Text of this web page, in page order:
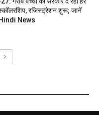
रजिस्ट्रेशन शुरू; जानें
Hindi News